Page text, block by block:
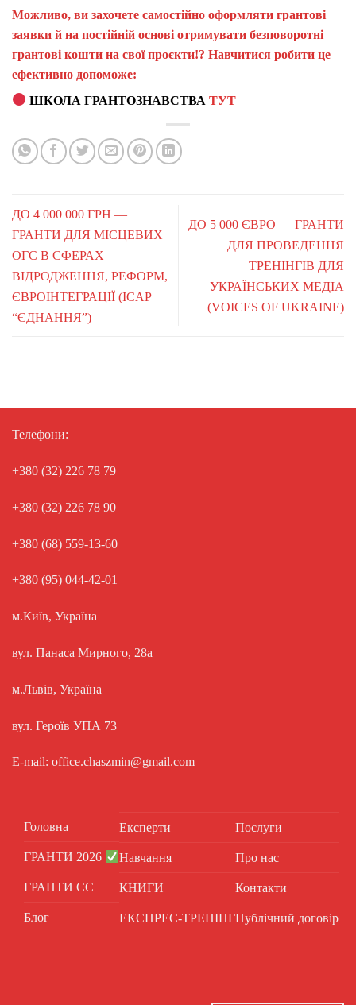
Можливо, ви захочете самостійно оформляти грантові
заявки й на постійній основі отримувати безповоротні
грантові кошти на свої проєкти!? Навчитися робити це
ефективно допоможе:
ШКОЛА ГРАНТОЗНАВСТВАТУТ
ДО 4 000 000 ГРН —
ГРАНТИ ДЛЯ МІСЦЕВИХ
ОГС В СФЕРАХ
ВІДРОДЖЕННЯ, РЕФОРМ,
ЄВРОІНТЕГРАЦІЇ (ICAP
“ЄДНАННЯ”)
ДО 5 000 ЄВРО — ГРАНТИ
ДЛЯ ПРОВЕДЕННЯ
ТРЕНІНГІВ ДЛЯ
УКРАЇНСЬКИХ МЕДІА
(VOICES OF UKRAINE)
Телефони:
+380 (32) 226 78 79
+380 (32) 226 78 90
+380 (68) 559-13-60
+380 (95) 044-42-01
м.Київ, Україна
вул. Панаса Мирного, 28а
м.Львів, Україна
вул. Героїв УПА 73
E-mail: office.chaszmin@gmail.com
Головна
ГРАНТИ 2026
ГРАНТИ ЄС
Блог
Експерти
Навчання
КНИГИ
ЕКСПРЕС-ТРЕНІНГ
Послуги
Про нас
Контакти
Публічний договір